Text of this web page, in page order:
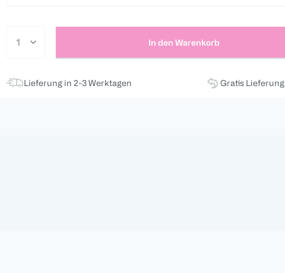
In den Warenkorb
Lieferung in 2-3 Werktagen Gratis